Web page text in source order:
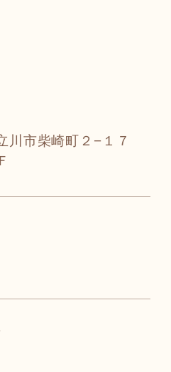
川市柴崎町２−１７